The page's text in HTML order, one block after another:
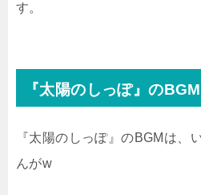
す。
『太陽のしっぽ』の
『太陽のしっぽ』のBGMは、
んがw